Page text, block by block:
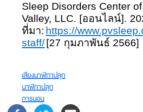
Sleep Disorders Center
Valley, LLC. [ออนไลน์].
ที่มา: https://
staff/[27 กุมภาพันธ์ 2566]
เสียงนาฬิกาปลุก
นาฬิกาปลุก
การนอน